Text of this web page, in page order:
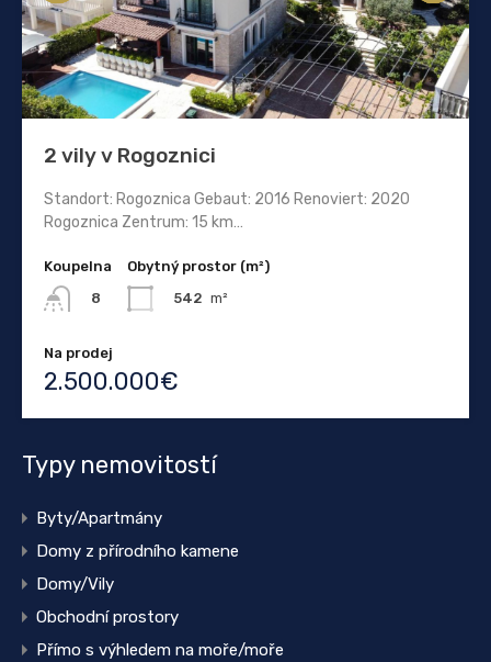
2 vily v Rogoznici
Standort: Rogoznica Gebaut: 2016 Renoviert: 2020
Rogoznica Zentrum: 15 km…
Koupelna
8
Obytný prostor (m²)
542 m²
Na prodej
2.500.000€
Typy nemovitostí
Byty/Apartmány
Domy z přírodního kamene
Domy/Vily
Obchodní prostory
Přímo s výhledem na moře/moře